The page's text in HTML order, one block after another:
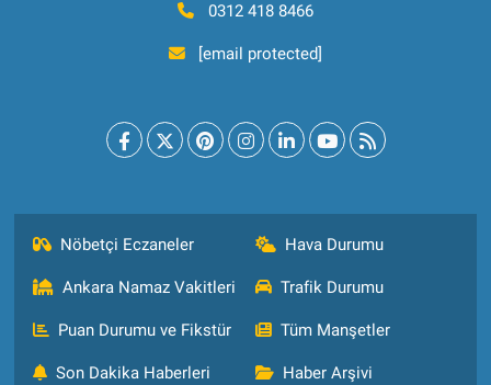
0312 418 8466
[email protected]
Nöbetçi Eczaneler Hava Durumu
Ankara Namaz Vakitleri Trafik Durumu
Puan Durumu ve Fikstür Tüm Manşetler
Son Dakika Haberleri Haber Arşivi